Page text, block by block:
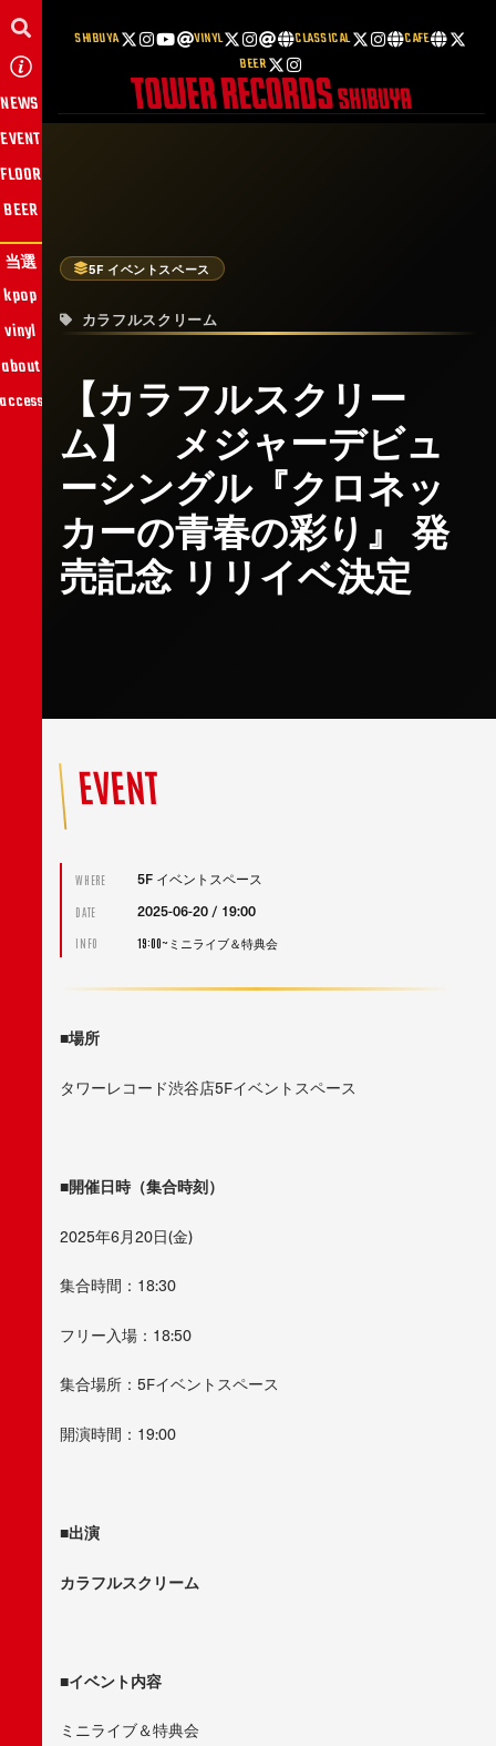
SHIBUYA VINYL CLASSICAL
CAFE
BEER
NEWS
EVENT
当選
FLOOR
BEER
kpop
vinyl
about
5F イベントスペース
カラフルスクリーム
【カラフルスクリー
ム】 メジャーデビュ
ーシングル『クロネッ
カーの青春の彩り』 発
売記念 リリイベ決定
EVENT
WHERE 5F イベントスペース
DATE 2025-06-20 / 19:00
INFO 19:00~ミニライブ＆特典会
■場所
タワーレコード渋谷店5Fイベントスペース
■開催日時（集合時刻）
2025年6月20日(金)
集合時間：18:30
フリー入場：18:50
集合場所：5Fイベントスペース
開演時間：19:00
■出演
カラフルスクリーム
■イベント内容
ミニライブ＆特典会